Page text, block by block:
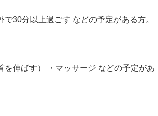
30分以上過ごす などの予定がある方。
を伸ばす） ・マッサージ などの予定があ